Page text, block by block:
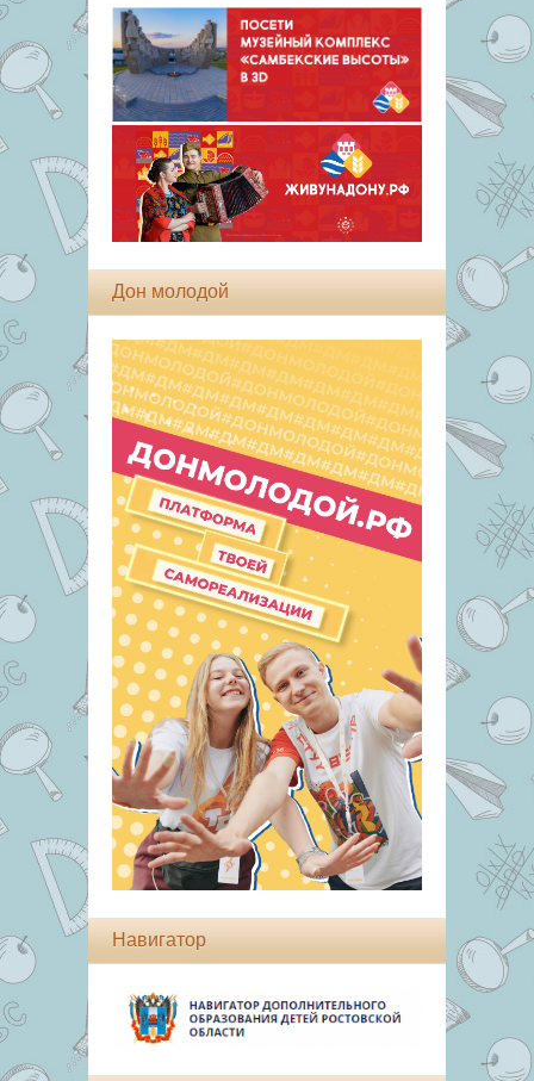
Дон молодой
Навигатор